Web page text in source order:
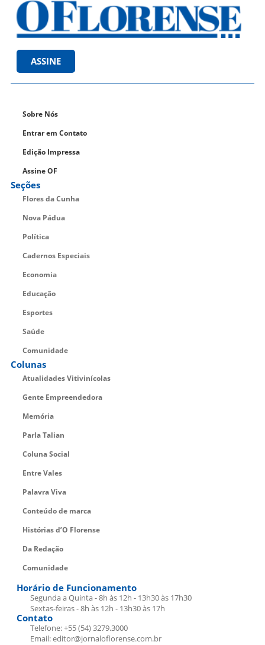
ASSINE
Sobre Nós
Entrar em Contato
Edição Impressa
Assine OF
Seções
Flores da Cunha
Nova Pádua
Política
Cadernos Especiais
Economia
Educação
Esportes
Saúde
Comunidade
Colunas
Atualidades Vitivinícolas
Gente Empreendedora
Memória
Parla Talian
Coluna Social
Entre Vales
Palavra Viva
Conteúdo de marca
Histórias d’O Florense
Da Redação
Comunidade
Horário de Funcionamento
Segunda a Quinta - 8h às 12h - 13h30 às 17h30
Sextas-feiras - 8h às 12h - 13h30 às 17h
Contato
Telefone: +55 (54) 3279.3000
Email: editor@jornaloflorense.com.br